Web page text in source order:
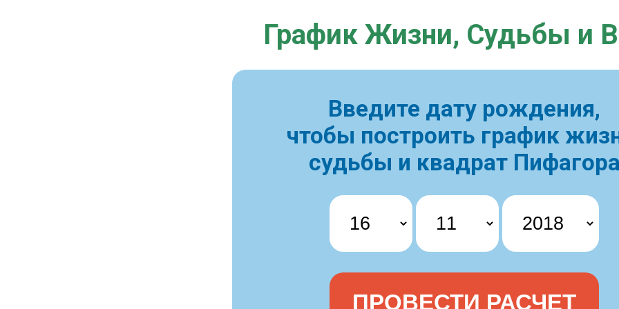
График Жизни, Судьбы и
Введите дату рождения,
чтобы построить график
судьбы и квадрат Пифагора
ПРОВЕСТИ РАСЧЕТ